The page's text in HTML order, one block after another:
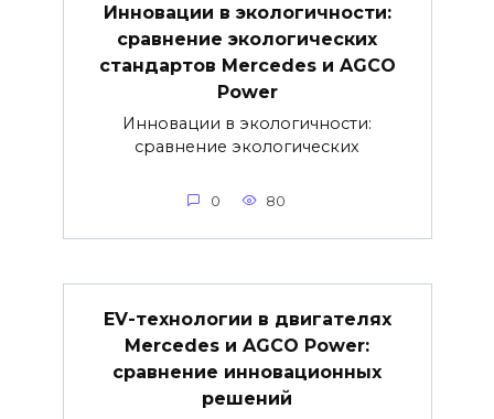
Инновации в экологичности:
сравнение экологических
стандартов Mercedes и AGCO
Power
Инновации в экологичности:
сравнение экологических
0 80
EV-технологии в двигателях
Mercedes и AGCO Power:
сравнение инновационных
решений